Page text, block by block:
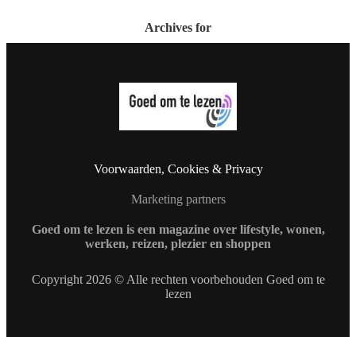
Archives for
Voorwaarden, Cookies & Privacy
Marketing partners
Goed om te lezen is een magazine over lifestyle, wonen,
werken, reizen, plezier en shoppen
Copyright 2026 © Alle rechten voorbehouden Goed om te
lezen